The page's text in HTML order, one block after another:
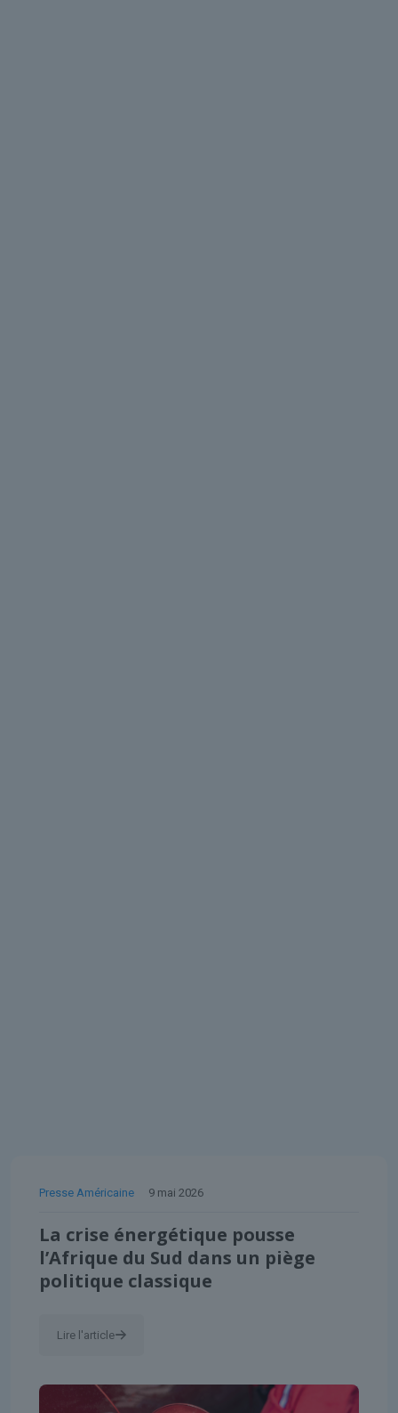
Presse Américaine 9 mai 2026
La crise énergétique pousse
l’Afrique du Sud dans un piège
politique classique
Lire l'article